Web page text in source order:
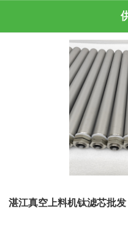
湛江真空上料机钛滤芯批发